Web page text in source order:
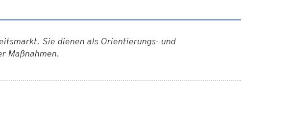
Sie dienen als Orientierungs- und
Maßnahmen.